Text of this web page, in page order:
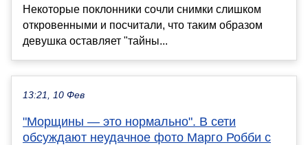
Некоторые поклонники сочли снимки слишком
откровенными и посчитали, что таким образом
девушка оставляет "тайны...
13:21, 10 Фев
"Морщины — это нормально". В сети
обсуждают неудачное фото Марго Робби с